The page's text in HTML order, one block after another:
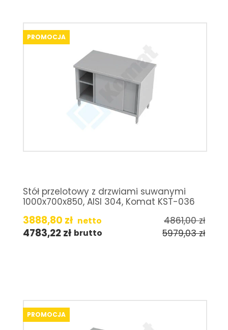
PROMOCJA
Stół przelotowy z drzwiami suwanymi
1000x700x850, AISI 304, Komat KST-036
3888,80 zł netto 4861,00zł
4783,22zł brutto 5979,03zł
PROMOCJA